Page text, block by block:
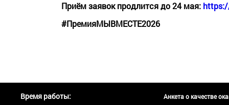
Приём заявок продлится до 24 мая:
#ПремияМЫВМЕСТЕ2026
Время работы:
Анкета о качестве